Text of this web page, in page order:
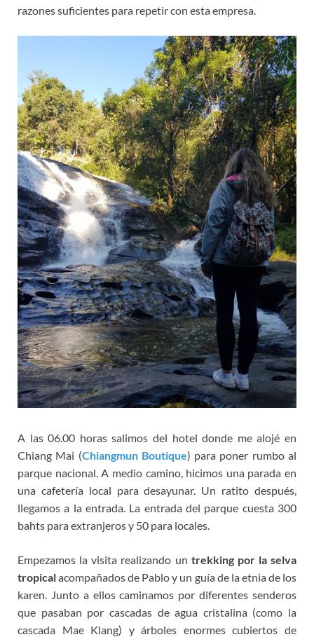
razones suficientes para repetir con esta empresa.
A las 06.00 horas salimos del hotel donde me alojé en
Chiang Mai (Chiangmun Boutique) para poner rumbo al
parque nacional. A medio camino, hicimos una parada en
una cafetería local para desayunar. Un ratito después,
llegamos a la entrada. La entrada del parque cuesta 300
bahts para extranjeros y 50 para locales.
Empezamos la visita realizando un trekking por la selva
tropicalacompañados de Pablo y un guía de la etnia de los
karen. Junto a ellos caminamos por diferentes senderos
que pasaban por cascadas de agua cristalina (como la
cascada Mae Klang) y árboles enormes cubiertos de